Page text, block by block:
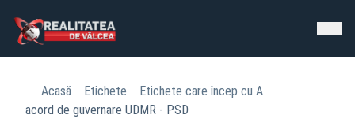
Acasă Etichete
Etichete care încep cu A
acord de guvernare UDMR - PSD